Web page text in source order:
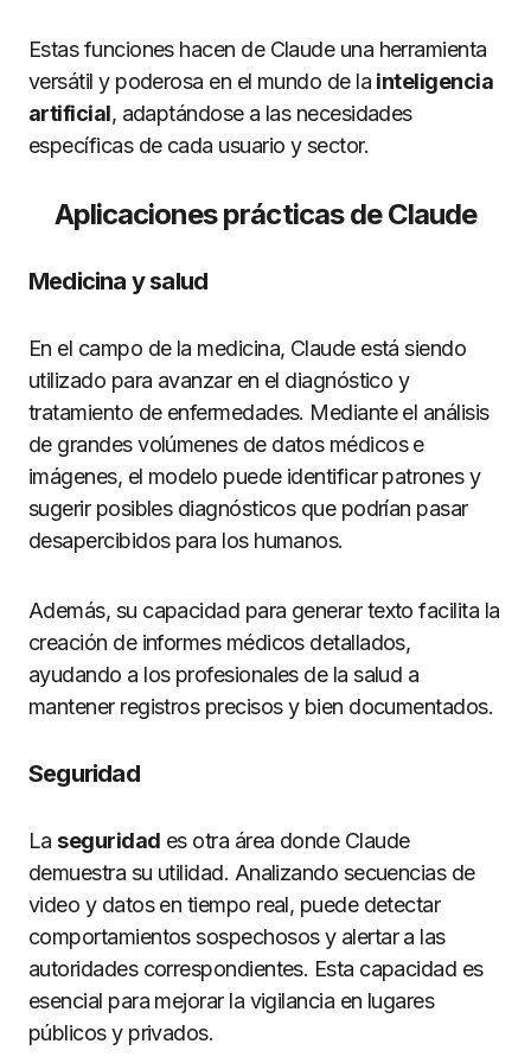
Estas funciones hacen de Claude una herramienta
versátil y poderosa en el mundo de la inteligencia
artificial, adaptándose a las necesidades
específicas de cada usuario y sector.
Aplicaciones prácticas de Claude
Medicina y salud
En el campo de la medicina, Claude está siendo
utilizado para avanzar en el diagnóstico y
tratamiento de enfermedades. Mediante el análisis
de grandes volúmenes de datos médicos e
imágenes, el modelo puede identificar patrones y
sugerir posibles diagnósticos que podrían pasar
desapercibidos para los humanos.
Además, su capacidad para generar texto facilita la
creación de informes médicos detallados,
ayudando a los profesionales de la salud a
mantener registros precisos y bien documentados.
Seguridad
La seguridad es otra área donde Claude
demuestra su utilidad. Analizando secuencias de
video y datos en tiempo real, puede detectar
comportamientos sospechosos y alertar a las
autoridades correspondientes. Esta capacidad es
esencial para mejorar la vigilancia en lugares
públicos y privados.